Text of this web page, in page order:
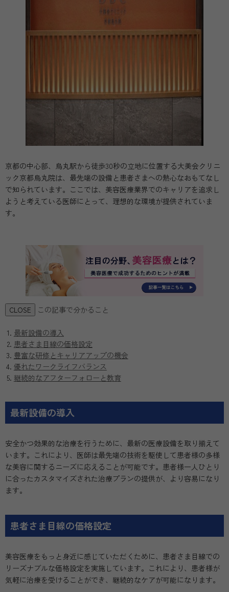
京都の中心部、烏丸駅から徒歩30秒の立地に位置する大美会クリニ
ック京都烏丸院は、最先端の設備と患者さまへの熱心なおもてなし
で知られています。ここでは、美容医療業界でのキャリアを追求し
ようと考えている医師にとって、理想的な環境が提供されていま
す。
CLOSE この記事で分かること
最新設備の導入
患者さま目線の価格設定
豊富な研修とキャリアアップの機会
優れたワークライフバランス
継続的なアフターフォローと教育
最新設備の導入
安全かつ効果的な治療を行うために、最新の医療設備を取り揃えて
います。これにより、医師は最先端の技術を駆使して患者様の多様
な美容に関するニーズに応えることが可能です。患者様一人ひとり
に合ったカスタマイズされた治療プランの提供が、より容易になり
ます。
患者さま目線の価格設定
美容医療をもっと身近に感じていただくために、患者さま目線での
リーズナブルな価格設定を実施しています。これにより、患者様が
気軽に治療を受けることができ、継続的なケアが可能になります。